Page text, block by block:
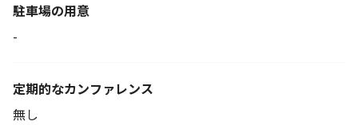
駐車場の用意
-
定期的なカンファレンス
無し